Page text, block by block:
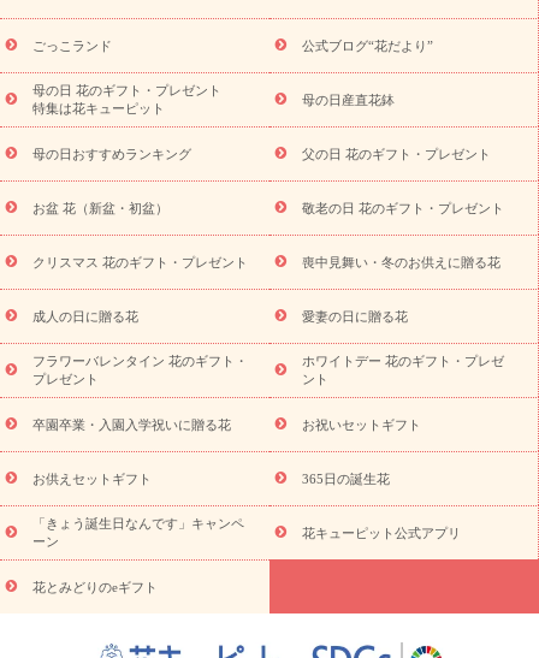
ら探す
お祝いの花特集 当日配達特急便 お祝い商品一覧
念日
結婚祝い 出産祝い 退院祝い・快気祝い
寿祝い
プチギフト ペットのお祝いフラワー
供え・お悔やみ商品一覧
お供え・お悔やみの花
四十九日法要以
お供え プリザーブドフラワー
ペットのお供えフラワー
お盆（新
盆・初盆）
その他 お祝い返し お見舞い
お取り寄せギフト
ビジネス用
ご自宅用 観葉植物 ミディ胡蝶蘭
プリザーブ
ドフラワー
スタイルから探す アレンジメント 花束
スタ
ンド花
お祝い お供え・お悔やみ 胡蝶蘭 胡蝶蘭・花鉢
ディ胡蝶蘭・お祝い
ミディ胡蝶蘭・お供え
世界初の青色胡蝶蘭
観葉植物
観葉植物 産直多肉植物
プリザーブドフラワー
お祝い
お供え・お悔やみ 花とセットギフト
セミオーダー
プチギフト（hanamore -ハナモア-）
花とみどりのeギフト
キューピットのeGfit
カラー ピンク イエローオレンジ
レッ
ド
お花の種類 トルコキキョウ
お祝い お祝い・3000円～ お祝い・4000円～
お祝い・
5000円～
お祝い・7000円～ お祝い・ 10000円～
お供え・お
悔やみ
円～
お供え・お悔やみ・
読み物
ごっこランド 公式ブログ“花だより”
母の日 花のギフト・プレゼント
特集は花キューピット
母の日産直花鉢
母の日おすすめランキング 父の日 花のギフト・プレゼント
お盆 花（新盆・初盆） 敬老の日 花のギフト・プレゼント
クリスマス 花のギフト・プレゼント 喪中見舞い・冬のお供えに贈る花
成人の日に贈る花 愛妻の日に贈る花
フラワーバレンタイン 花のギフト・
プレゼント
ホワイトデー 花のギフト・プレゼ
ント
卒園卒業・入園入学祝いに贈る花 お祝いセットギフト
お供えセットギフト 365日の誕生花
「きょう誕生日なんです」キャンペ
ーン
花キューピット公式アプリ
花とみどりのeギフト